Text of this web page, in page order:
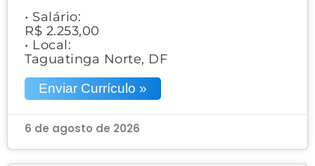
• Salário:
R$ 2.253,00
• Local:
Taguatinga Norte, DF
Enviar Currículo »
6 de agosto de 2026